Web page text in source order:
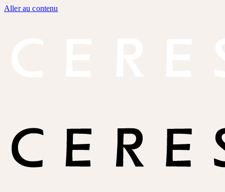
Aller au contenu